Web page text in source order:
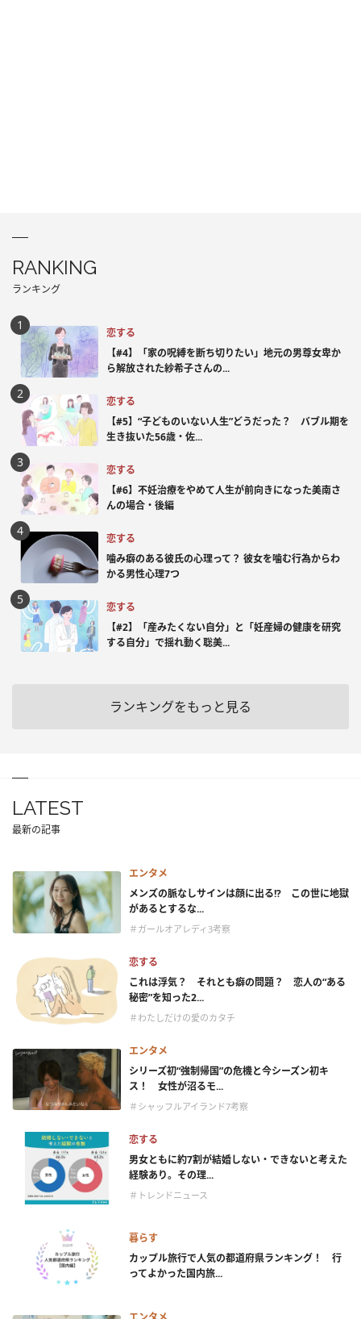
RANKING
ランキング
恋する
【#4】「家の呪縛を断ち切りたい」地元の男尊女卑か
ら解放された紗希子さんの...
恋する
【#5】“子どものいない人生”どうだった？ バブル期を
生き抜いた56歳・佐...
恋する
【#6】不妊治療をやめて人生が前向きになった美南さ
んの場合・後編
恋する
噛み癖のある彼氏の心理って？ 彼女を噛む行為からわ
かる男性心理7つ
恋する
【#2】「産みたくない自分」と「妊産婦の健康を研究
する自分」で揺れ動く聡美...
ランキングをもっと見る
LATEST
最新の記事
エンタメ
メンズの脈なしサインは顔に出る!? この世に地獄
があるとするな...
＃ガールオアレディ3考察
恋する
これは浮気？ それとも癖の問題？ 恋人の“ある
秘密”を知った2...
＃わたしだけの愛のカタチ
エンタメ
シリーズ初“強制帰国”の危機と今シーズン初キ
ス！ 女性が沼るモ...
＃シャッフルアイランド7考察
恋する
男女ともに約7割が結婚しない・できないと考えた
経験あり。その理...
＃トレンドニュース
暮らす
カップル旅行で人気の都道府県ランキング！ 行
ってよかった国内旅...